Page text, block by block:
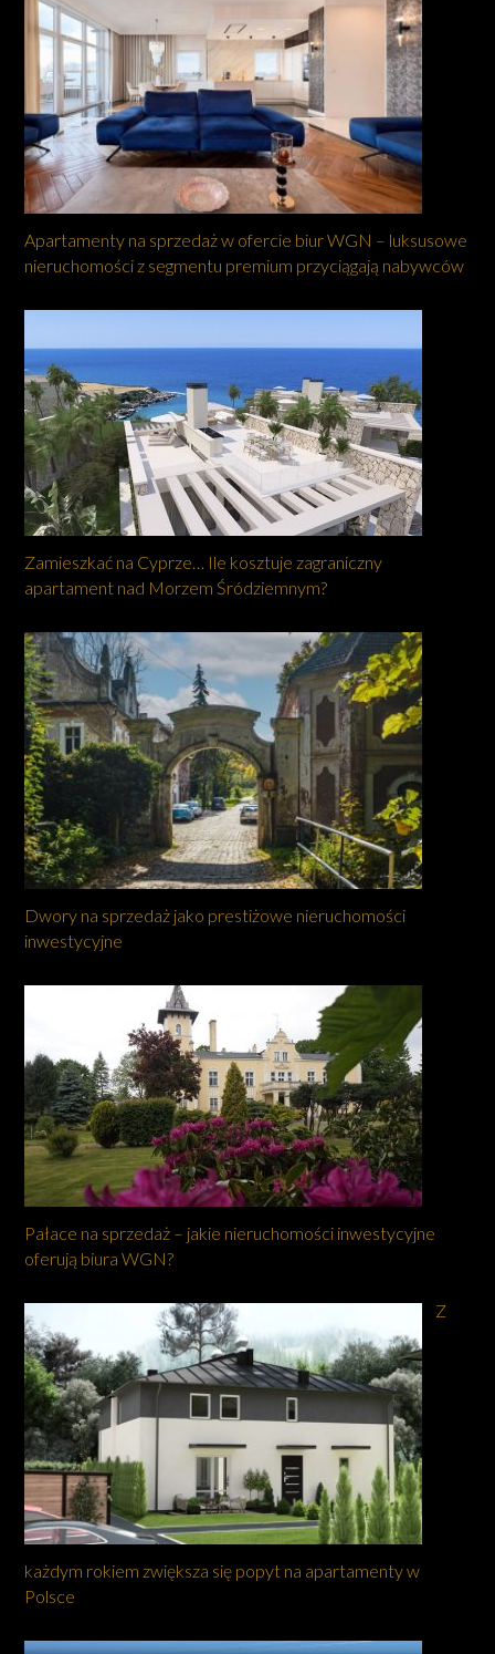
Apartamenty na sprzedaż w ofercie biur WGN – luksusowe
nieruchomości z segmentu premium przyciągają nabywców
Zamieszkać na Cyprze… Ile kosztuje zagraniczny
apartament nad Morzem Śródziemnym?
Dwory na sprzedaż jako prestiżowe nieruchomości
inwestycyjne
Pałace na sprzedaż – jakie nieruchomości inwestycyjne
oferują biura WGN?
Z
każdym rokiem zwiększa się popyt na apartamenty w
Polsce